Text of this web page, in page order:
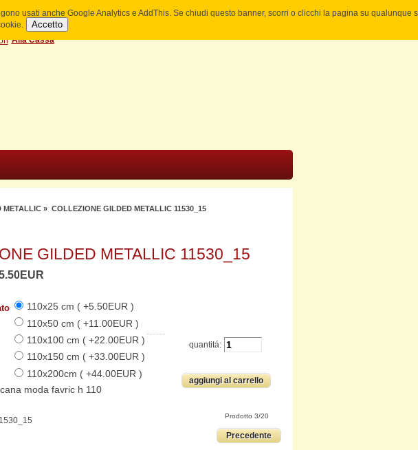
usati anche Google Analytics e AddThis. Se chiudi questo banner, scorri o clicchi la pagina su qualunque
Accetto
Alla Cassa
METALLIC» COLLEZIONE GILDED METALLIC 11530_15
GILDED METALLIC 11530_15
110x25 cm ( +5.50EUR )
110x50 cm ( +11.00EUR )
110x100 cm ( +22.00EUR )
110x150 cm ( +33.00EUR )
110x200cm ( +44.00EUR )
quantitá:
moda favric h 110
Prodotto 3/20
Precedente